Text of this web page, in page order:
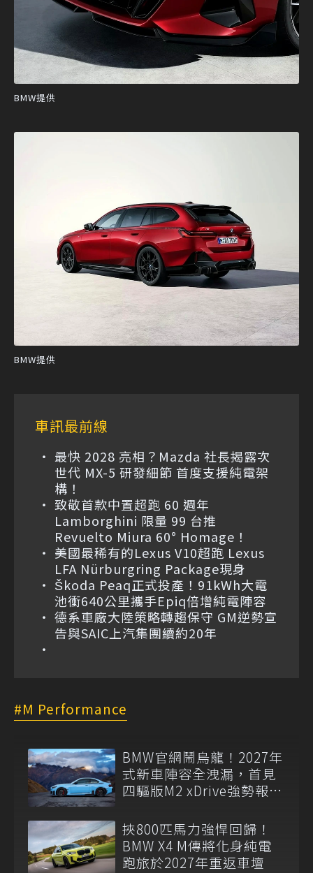
BMW提供
BMW提供
車訊最前線
最快 2028 亮相？Mazda 社長揭露次
世代 MX-5 研發細節 首度支援純電架
構！
致敬首款中置超跑 60 週年
Lamborghini 限量 99 台推
Revuelto Miura 60° Homage！
美國最稀有的Lexus V10超跑 Lexus
LFA Nürburgring Package現身
Škoda Peaq正式投產！91kWh大電
池衝640公里攜手Epiq倍增純電陣容
德系車廠大陸策略轉趨保守 GM逆勢宣
告與SAIC上汽集團續約20年
M Performance
BMW官網鬧烏龍！2027年
式新車陣容全洩漏，首見
四驅版M2 xDrive強勢報
挾800匹馬力強悍回歸！
BMW X4 M傳將化身純電
跑旅於2027年重返車壇